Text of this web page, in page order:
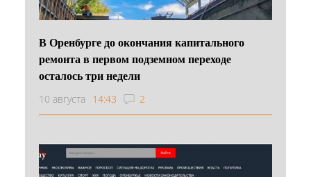
В Оренбурге до окончания капитального
ремонта в первом подземном переходе
осталось три недели
10 августа 14:43 2